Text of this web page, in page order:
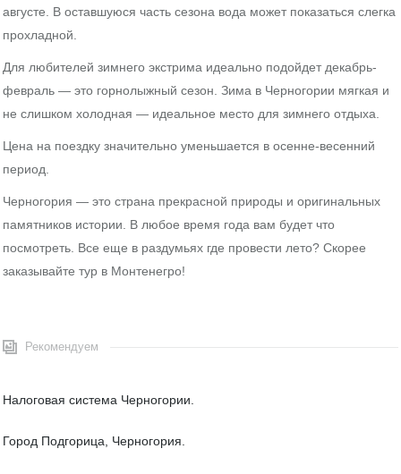
августе. В оставшуюся часть сезона вода может показаться слегка
прохладной.
Для любителей зимнего экстрима идеально подойдет декабрь-
февраль — это горнолыжный сезон. Зима в Черногории мягкая и
не слишком холодная — идеальное место для зимнего отдыха.
Цена на поездку значительно уменьшается в осенне-весенний
период.
Черногория — это страна прекрасной природы и оригинальных
памятников истории. В любое время года вам будет что
посмотреть. Все еще в раздумьях где провести лето? Скорее
заказывайте тур в Монтенегро!
Рекомендуем
Налоговая система Черногории.
Город Подгорица, Черногория.